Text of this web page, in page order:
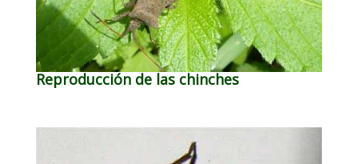
Reproducción de las chinches